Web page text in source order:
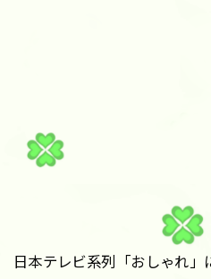
日本テレビ系列「おしゃれ